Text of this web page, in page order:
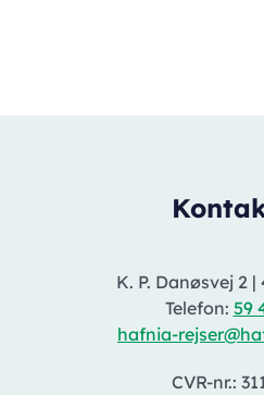
K. P. Danøsvej 2 |
Telefon: 59
hafnia-
CVR-nr.: